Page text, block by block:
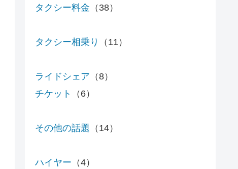
タクシー料金 （38）
タクシー相乗り （11）
ライドシェア （8）
チケット
（6）
その他の話題 （14）
ハイヤー （4）